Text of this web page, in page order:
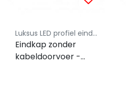
Luksus LED profiel eindkapjes
Eindkap zonder
kabeldoorvoer -